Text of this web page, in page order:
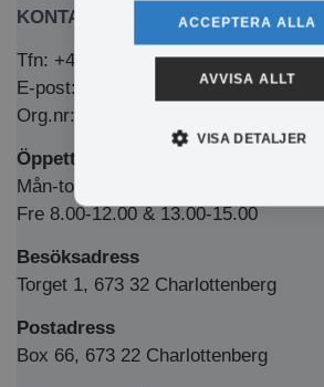
KONTAKTA OSS
Tfn: +46 (0)571-281 00
E-post: kommun@eda.se
Org.nr: 212000-1769
Öppettider Medborgarkontor/växel
Mån-tors 8.00-12.00 & 13.00-16.00
Fre 8.00-12.00 & 13.00-15.00
Besöksadress
Torget 1, 673 32 Charlottenberg
Postadress
Box 66, 673 22 Charlottenberg
ACCEPTERA ALLA
AVVISA ALLT
VISA DETALJER